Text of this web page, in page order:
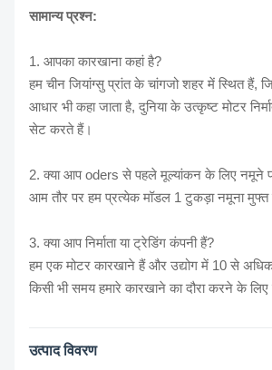
सामान्य प्रश्न:
1. आपका कारखाना कहां है?
हम चीन जियांग्सु प्रांत के चांगजो शहर में स्थित हैं,
आधार भी कहा जाता है, दुनिया के उत्कृष्ट मोटर
सेट करते हैं।
2. क्या आप oders से पहले मूल्यांकन के लिए नमूने
आम तौर पर हम प्रत्येक मॉडल 1 टुकड़ा नमूना मुफ्त
3. क्या आप निर्माता या ट्रेडिंग कंपनी हैं?
हम एक मोटर कारखाने हैं और उद्योग में 10 से
किसी भी समय हमारे कारखाने का दौरा करने के लिए
उत्पाद विवरण